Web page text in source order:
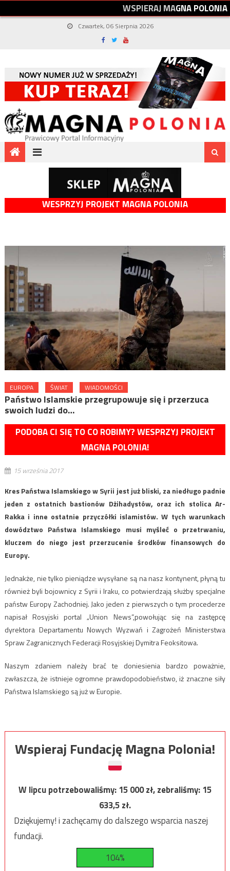
WSPIERAJMAGNAPOLONIA
Czwartek, 06 Sierpnia 2026
WESPRZYJ PROJEKT MAGNA POLONIA
EUROPA ŚWIAT WIADOMOŚCI
Państwo Islamskie przegrupowuje się i przerzuca
swoich ludzi do…
PODOBA CI SIĘ TO CO ROBIMY? WESPRZYJ PROJEKT
MAGNA POLONIA!
15 września 2017
Kres Państwa Islamskiego w Syrii jest już bliski, za niedługo padnie
jeden z ostatnich bastionów Dżihadystów, oraz ich stolica Ar-
Rakka i inne ostatnie przyczółki islamistów. W tych warunkach
dowództwo Państwa Islamskiego musi myśleć o przetrwaniu,
kluczem do niego jest przerzucenie środków finansowych do
Europy.
Jednakże, nie tylko pieniądze wysyłane są na nasz kontynent, płyną tu
również byli bojownicy z Syrii i Iraku, co potwierdzają służby specjalne
państw Europy Zachodniej. Jako jeden z pierwszych o tym procederze
napisał Rosyjski portal „Union News”,powołując się na zastępcę
dyrektora Departamentu Nowych Wyzwań i Zagrożeń Ministerstwa
Spraw Zagranicznych Federacji Rosyjskiej Dymitra Feoksitowa.
Naszym zdaniem należy brać te doniesienia bardzo poważnie,
zwłaszcza, że istnieje ogromne prawdopodobieństwo, iż znaczne siły
Państwa Islamskiego są już w Europie.
Wspieraj Fundację Magna Polonia!
W lipcu potrzebowaliśmy:15 000zł, zebraliśmy:15
633,5zł.
Dziękujemy! i zachęcamy do dalszego wsparcia naszej
fundacji.
104%